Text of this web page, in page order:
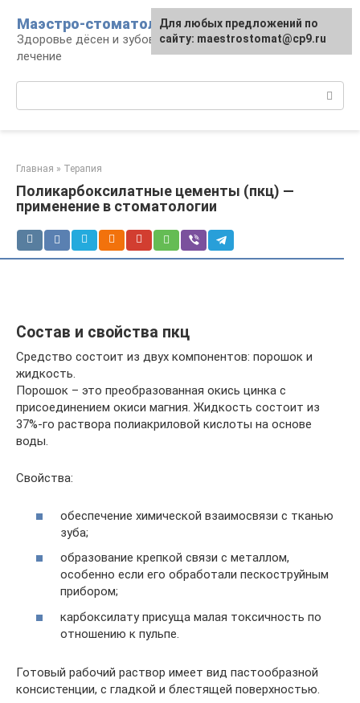
контенту
Маэстро-стоматолог
Здоровье дёсен и зубов, диагностика и
лечение
Главная » Терапия
Поликарбоксилатные цементы (пкц) —
применение в стоматологии
Состав и свойства пкц
Средство состоит из двух компонентов: порошок и
жидкость.
Порошок – это преобразованная окись цинка с
присоединением окиси магния. Жидкость состоит из
37%-го раствора полиакриловой кислоты на основе
воды.
Свойства:
обеспечение химической взаимосвязи с тканью
зуба;
образование крепкой связи с металлом,
особенно если его обработали пескоструйным
прибором;
карбоксилату присуща малая токсичность по
отношению к пульпе.
Готовый рабочий раствор имеет вид пастообразной
консистенции, с гладкой и блестящей поверхностью.
Для любых предложений по
сайту: maestrostomat@cp9.ru